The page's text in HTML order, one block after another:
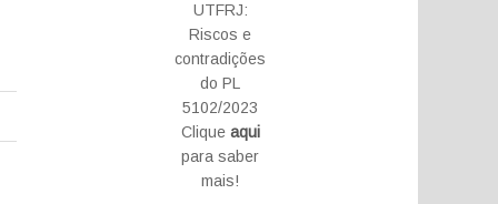
UTFRJ:
Riscos e
contradições
do PL
5102/2023
Clique aqui
para saber
mais!